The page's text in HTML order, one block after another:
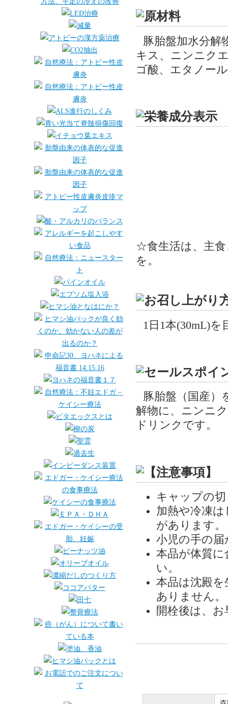
豚胎盤加水分解
キス、ニンニク
ゴ酸、エタノー
☆食生活は、主食
を。
1日1本(30mL)
豚胎盤（国産）
解物に、ニンニ
ドリンクです。
キャップの
加熱や冷凍
があります。
小児の手の
本品が体質
い。
本品は沈殿
ありません。
開栓後は、